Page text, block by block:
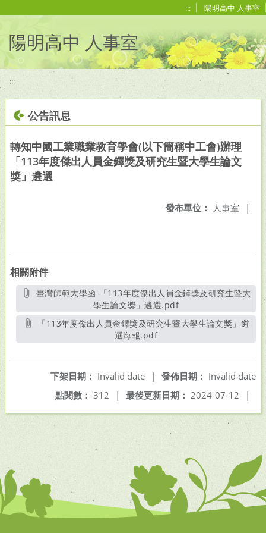
::: 陽明高中 人事室
陽明高中 人事室
:::
公告訊息
轉知中國工業職業教育學會(以下簡稱中工會)辦理
「113年度傑出人員金鐸獎及研究生暨大學生論文
獎」遴選
發布單位： 人事室 |
相關附件
學生論文獎」遴選.pdf另開新視窗
選海報.pdf另開新視窗
發佈日期： Invalid date
下架日期： Invalid date
|
最後更新日期： 2024-07-12 |
點閱數： 312 |